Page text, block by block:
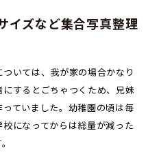
イズなど集合写真整理
いては、我が家の場合かなり
するとごちゃつくため、兄妹
ていました。幼稚園の頃は毎
になってからは総量が減った